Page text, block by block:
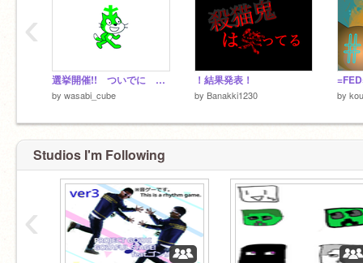
選挙開催!! ついでに 復帰!!
by wasabi_cube
！結果発表！
by Banakki1230 by
‹
Studios I'm Following
‹